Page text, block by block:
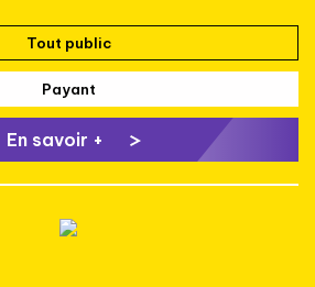
Tout public
Payant
En savoir +